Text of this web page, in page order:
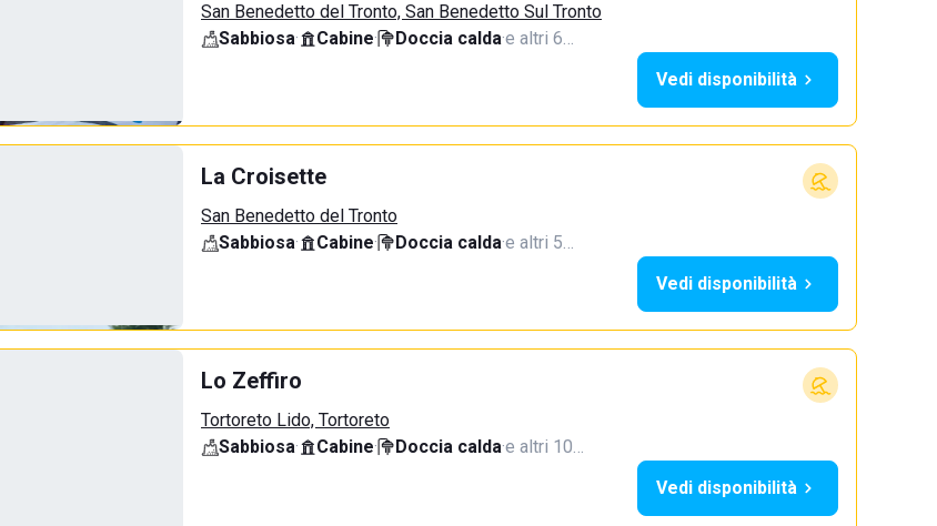
San Benedetto del Tronto, San Benedetto Sul Tronto
Sabbiosa· Cabine· Doccia calda·e altri 6…
Vedi disponibilità
La Croisette
San Benedetto del Tronto
Sabbiosa· Cabine· Doccia calda·e altri 5…
Vedi disponibilità
Lo Zeffiro
Tortoreto Lido, Tortoreto
Sabbiosa· Cabine· Doccia calda·e altri 10…
Vedi disponibilità